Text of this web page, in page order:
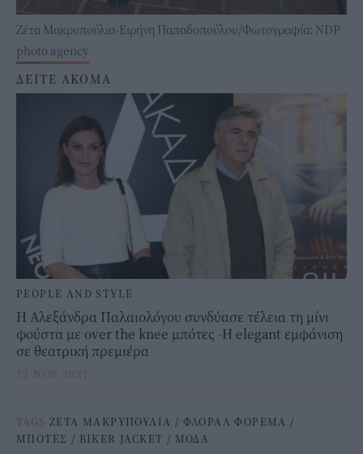
Ζέτα Μακρυπούλια-Ειρήνη Παπαδοπούλου/Φωτογραφία: NDP
photo agency
ΔΕΙΤΕ ΑΚΟΜΑ
PEOPLE AND STYLE
Η Αλεξάνδρα Παλαιολόγου συνδύασε τέλεια τη μίνι
φούστα με over the knee μπότες -Η elegant εμφάνιση
σε θεατρική πρεμιέρα
12 NOV 2021
TAGS ΖΕΤΑ ΜΑΚΡΥΠΟΥΛΙΑ / ΦΛΟΡΑΛ ΦΟΡΕΜΑ /
ΜΠΟΤΕΣ / BIKER JACKET / ΜΟΔΑ